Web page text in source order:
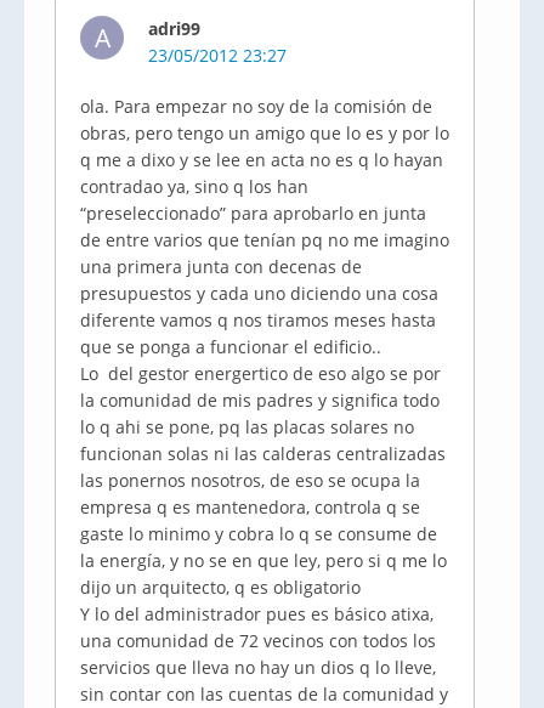
A
adri99
23/05/2012 23:27
ola. Para empezar no soy de la comisión de
obras, pero tengo un amigo que lo es y por lo
q me a dixo y se lee en acta no es q lo hayan
contradao ya, sino q los han
“preseleccionado” para aprobarlo en junta
de entre varios que tenían pq no me imagino
una primera junta con decenas de
presupuestos y cada uno diciendo una cosa
diferente vamos q nos tiramos meses hasta
que se ponga a funcionar el edificio..
Lo del gestor energertico de eso algo se por
la comunidad de mis padres y significa todo
lo q ahi se pone, pq las placas solares no
funcionan solas ni las calderas centralizadas
las ponernos nosotros, de eso se ocupa la
empresa q es mantenedora, controla q se
gaste lo minimo y cobra lo q se consume de
la energía, y no se en que ley, pero si q me lo
dijo un arquitecto, q es obligatorio
Y lo del administrador pues es básico atixa,
una comunidad de 72 vecinos con todos los
servicios que lleva no hay un dios q lo lleve,
sin contar con las cuentas de la comunidad y